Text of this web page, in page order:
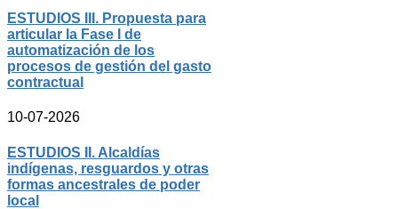
ESTUDIOS III. Propuesta para
articular la Fase I de
automatización de los
procesos de gestión del gasto
contractual
10-07-2026
ESTUDIOS II. Alcaldías
indígenas, resguardos y otras
formas ancestrales de poder
local